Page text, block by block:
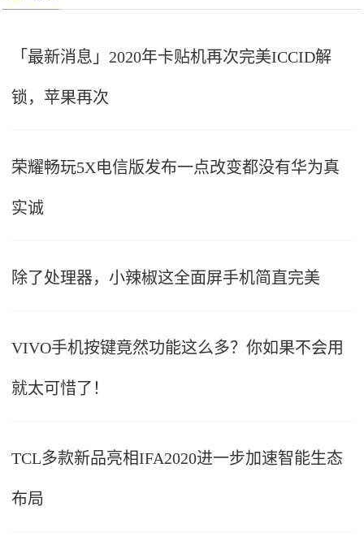
「最新消息」2020年卡贴机再次完美ICCID解
锁，苹果再次
荣耀畅玩5X电信版发布一点改变都没有华为真
实诚
除了处理器，小辣椒这全面屏手机简直完美
VIVO手机按键竟然功能这么多？你如果不会用
就太可惜了！
TCL多款新品亮相IFA2020进一步加速智能生态
布局